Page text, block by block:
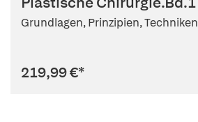
Grundlagen, Prinzipien, Techniken
219,99 €*